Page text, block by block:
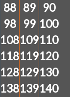
88 89
90
98 99 100
108109110
118119120
128129130
138139140